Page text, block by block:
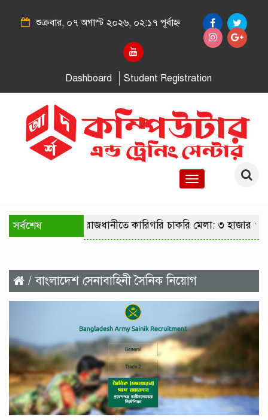
শুক্রবার, ০৭ অগাস্ট ২০২৬, ০২:১৭ পূর্বাহ্ন
Dashboard Student Registration
Toggle
সর্বশেষ রাজধানীতে কারিগরি চাকরি মেলা: ৩ হাজার
/ বাংলাদেশ সেনাবাহিনী সৈনিক নিয়োগ